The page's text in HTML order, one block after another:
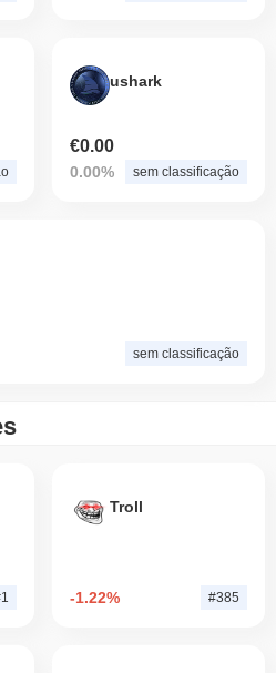
ushark
€0.00
0.00% sem classificação
sem classificação
Troll
-1.22% #385